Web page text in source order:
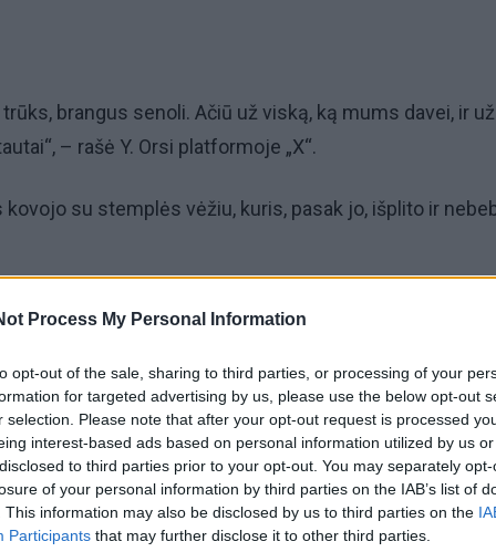
Process My Personal Information
opt-out of the sale, sharing to third parties, or processing of your
for targeted advertising by us, please use the below opt-out
selection. Please note that after your opt-out request is processed
interest-based ads based on personal information utilized by us
to third parties prior to your opt-out. You may separately
of your personal information by third parties on the IAB’s list of
This information may also be disclosed by us to third parties on the
Participants that may further disclose it to other third parties.
brangus senoli. Ačiū už viską, ką mums davei, ir
– rašė Y. Orsi platformoje „X“.
su stemplės vėžiu, kuris, pasak jo, išplito ir
dėl kurio gavo „neturtingiausio pasaulio
Lotynų Amerikos kairiųjų figūra.
prasidėjo ekonomikos augimas ir sumažėjo
daugybę pažangių reformų, įskaitant abortų
tos pačios lyties asmenų santuokų įteisinimą ir buvusių